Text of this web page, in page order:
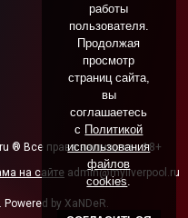
® Все права защищены. 18+
на сайте admin@myliverpool.ru
by XaNDeR.
работы
пользователя.
Продолжая
просмотр
страниц сайта,
вы
соглашаетесь
с Политикой
использования
файлов
cookies